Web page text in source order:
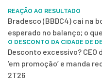
REAÇÃO AO RESULTADO
Bradesco (BBDC4) cai na
esperado no balanço; o
O DESCONTO DA CIDADE DE
Desconto excessivo? CEO
‘em promoção’ e manda
2T26